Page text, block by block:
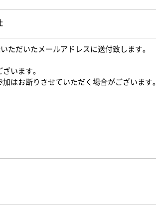
ただいたメールアドレスに送付致します。
います。
はお断りさせていただく場合がございます。